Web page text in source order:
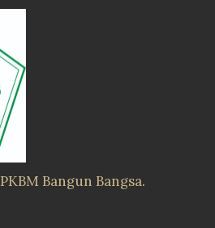
PKBM Bangun Bangsa.